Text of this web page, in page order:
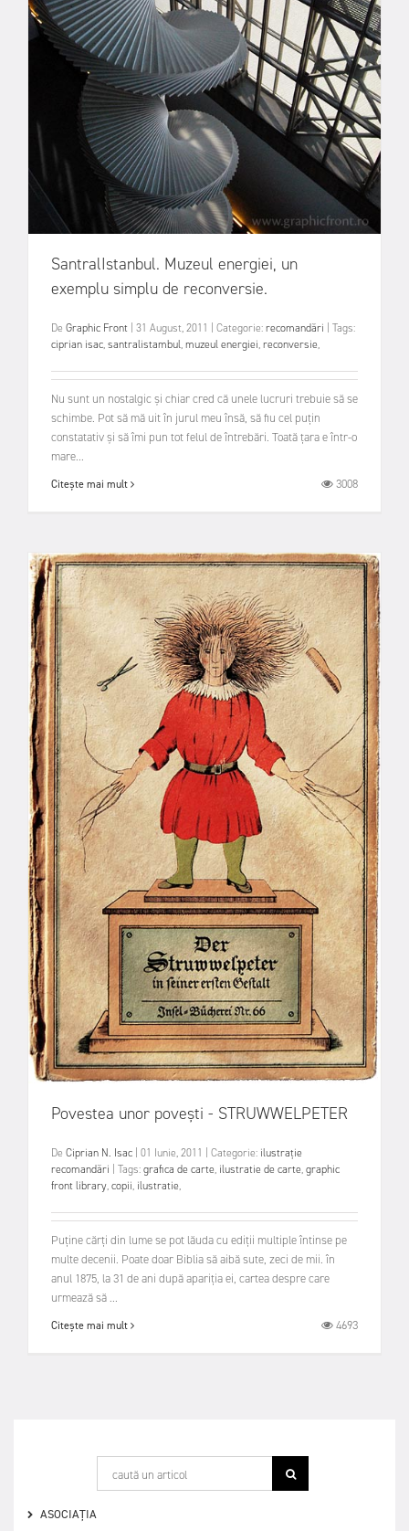
SantralIstanbul. Muzeul energiei, un
exemplu simplu de reconversie.
De Graphic Front 31 August, 2011 Categorie:recomandări
Tags:
ciprian isac,santralistambul,muzeul energiei,reconversie,
Nu sunt un nostalgic și chiar cred că unele lucruri trebuie să se
schimbe. Pot să mă uit în jurul meu însă, să fiu cel puțin
constatativ și să îmi pun tot felul de întrebări. Toată țara e într-o
mare...
Citește mai mult 3008
Povestea unor povești - STRUWWELPETER
De Ciprian N. Isac 01 Iunie, 2011 Categorie: ilustrație
recomandări
Tags:grafica de carte, ilustratie de carte,graphic
front library,copii, ilustratie,
Puține cărți din lume se pot lăuda cu ediții multiple întinse pe
multe decenii. Poate doar Biblia să aibă sute, zeci de mii. în
anul 1875, la 31 de ani după apariția ei, cartea despre care
urmează să ...
Citește mai mult 4693
ASOCIAȚIA